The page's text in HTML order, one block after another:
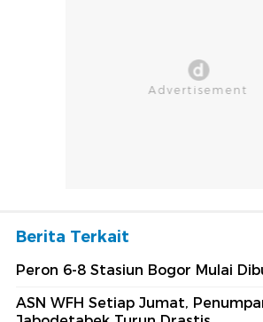
Berita Terkait
Peron 6-8 Stasiun Bogor Mulai
ASN WFH Setiap Jumat,